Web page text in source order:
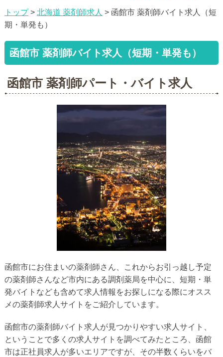
トップ> 北海道 薬剤師求人 > 函館市 薬剤師バイト求人（短
期・単発も）
函館市 薬剤師バイト求人（短期・単発も）
函館市 薬剤師パート・バイト求人
函館市にお住まいの薬剤師さん、これからお引っ越し予定
の薬剤師さんなど市内にある調剤薬局を中心に、短期・単
発バイトなども含めて求人情報をお探しになる際にオスス
メの薬剤師求人サイトをご紹介しています。
函館市の薬剤師バイト求人が見つかりやすい求人サイト、
ということで多くの求人サイトを調べてみたところ、函館
市は正社員求人が多いエリアですが、その半数くらいをバ